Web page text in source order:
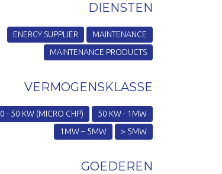
DIENSTEN
ENERGY SUPPLIER
MAINTENANCE
MAINTENANCE PRODUCTS
VERMOGENSKLASSE
0 - 50 KW (MICRO CHP)
50 KW - 1MW
1MW – 5MW
> 5MW
GOEDEREN